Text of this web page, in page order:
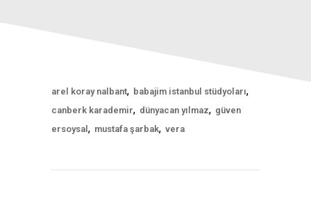
arel koray nalbant, babajim istanbul stüdyoları,
canberk karademir, dünyacan yılmaz, güven
ersoysal , mustafa şarbak, vera